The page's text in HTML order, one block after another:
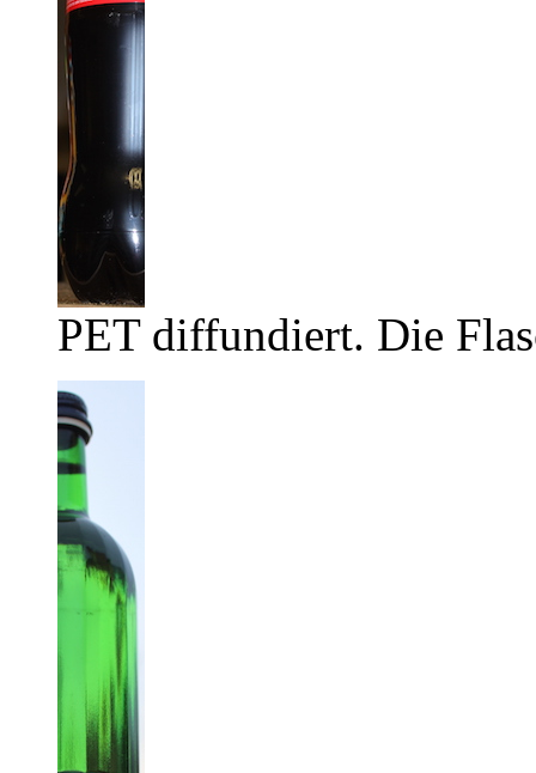
PET diffundiert. Die